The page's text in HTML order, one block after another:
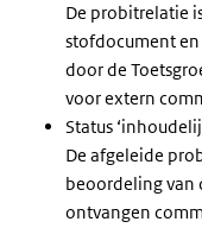
De probitrelatie
stofdocument
door de
voor extern
Status
De afgeleide
beoordeling van
ontvangen